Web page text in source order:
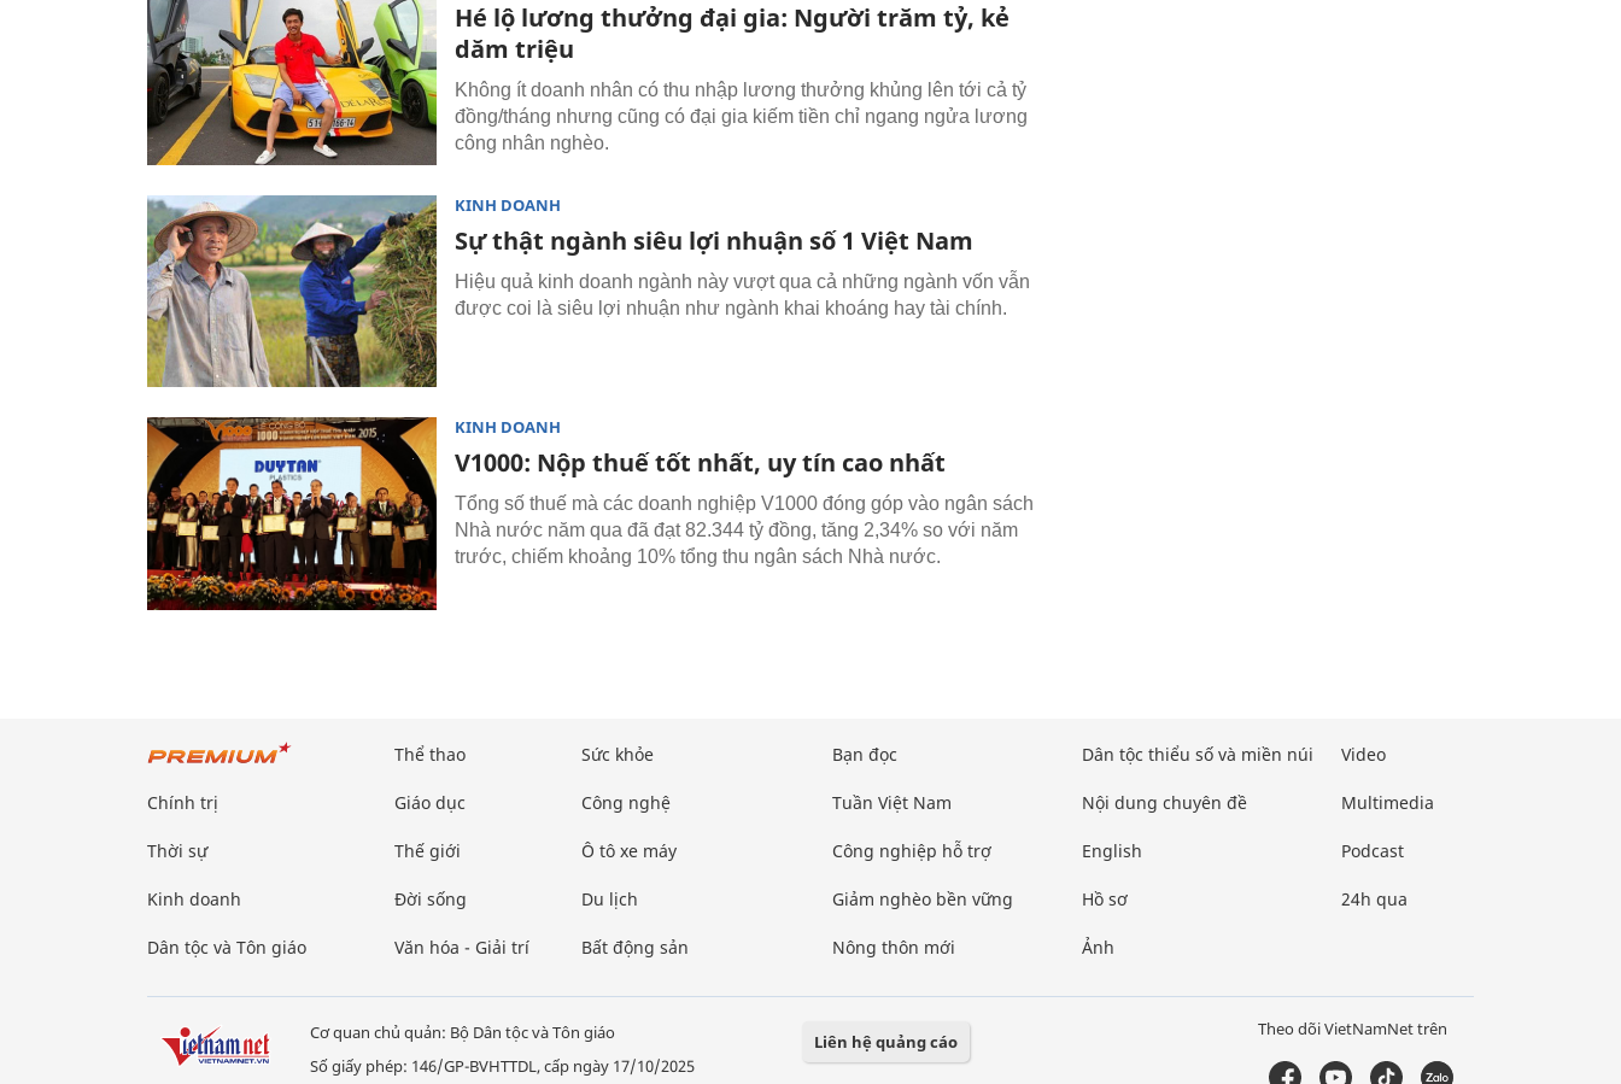
Hé lộ lương thưởng đại gia: Người trăm tỷ, kẻ
dăm triệu
Không ít doanh nhân có thu nhập lương thưởng khủng lên tới cả tỷ
đồng/tháng nhưng cũng có đại gia kiếm tiền chỉ ngang ngửa lương
công nhân nghèo.
KINH DOANH
Sự thật ngành siêu lợi nhuận số 1 Việt Nam
Hiệu quả kinh doanh ngành này vượt qua cả những ngành vốn vẫn
được coi là siêu lợi nhuận như ngành khai khoáng hay tài chính.
KINH DOANH
V1000: Nộp thuế tốt nhất, uy tín cao nhất
Tổng số thuế mà các doanh nghiệp V1000 đóng góp vào ngân sách
Nhà nước năm qua đã đạt 82.344 tỷ đồng, tăng 2,34% so với năm
trước, chiếm khoảng 10% tổng thu ngân sách Nhà nước.
Chính trị
Thời sự
Kinh doanh
Dân tộc và Tôn giáo
Thể thao
Giáo dục
Thế giới
Đời sống
Văn hóa - Giải trí
Sức khỏe
Công nghệ
Ô tô xe máy
Du lịch
Bất động sản
Bạn đọc
Tuần Việt Nam
Công nghiệp hỗ trợ
Giảm nghèo bền vững
Nông thôn mới
Dân tộc thiểu số và miền núi
Nội dung chuyên đề
English
Hồ sơ
Ảnh
Video
Multimedia
Podcast
24h qua
Cơ quan chủ quản: Bộ Dân tộc và Tôn giáo
Số giấy phép: 146/GP-BVHTTDL, cấp ngày 17/10/2025
Liên hệ quảng cáo
Theo dõi VietNamNet trên